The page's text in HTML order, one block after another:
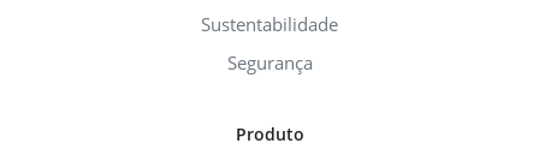
Sustentabilidade
Segurança
Produto